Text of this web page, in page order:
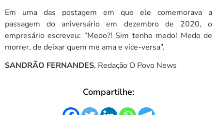
Em uma das postagem em que ele comemorava a
passagem do aniversário em dezembro de 2020, o
empresário escreveu: “Medo?! Sim tenho medo! Medo de
morrer, de deixar quem me ama e vice-versa”.
SANDRÃO FERNANDES, Redação O Povo News
Compartilhe: